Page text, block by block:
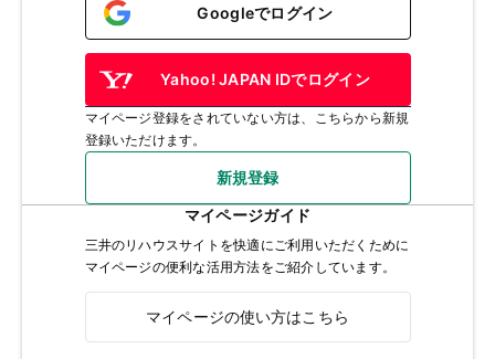
Googleでログイン
Yahoo! JAPAN IDでログイン
マイページ登録をされていない方は、こちらから新規
登録いただけます。
新規登録
マイページガイド
三井のリハウスサイトを快適にご利用いただくために
マイページの便利な活用方法をご紹介しています。
マイページの使い方はこちら